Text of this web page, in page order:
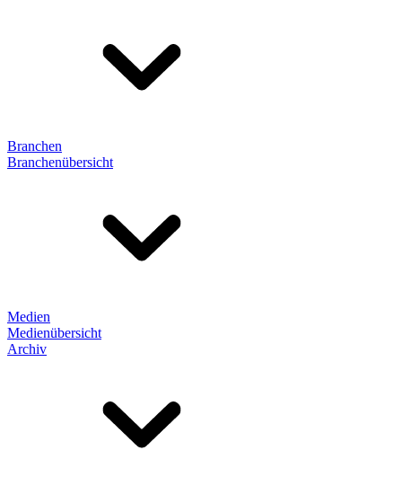
Branchen
Branchenübersicht
Medien
Medienübersicht
Archiv